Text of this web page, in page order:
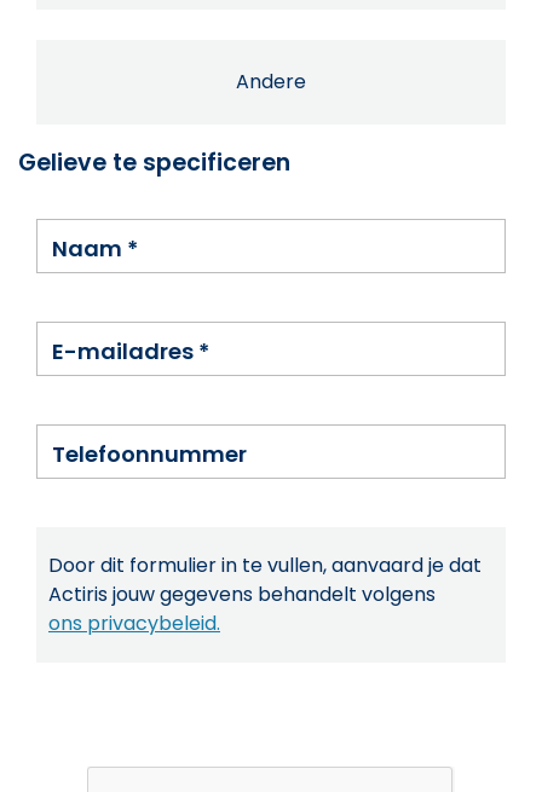
Andere
Gelieve te specificeren
Naam *
E-mailadres *
Telefoonnummer
Door dit formulier in te vullen, aanvaard je dat
Actiris jouw gegevens behandelt volgens
ons privacybeleid.